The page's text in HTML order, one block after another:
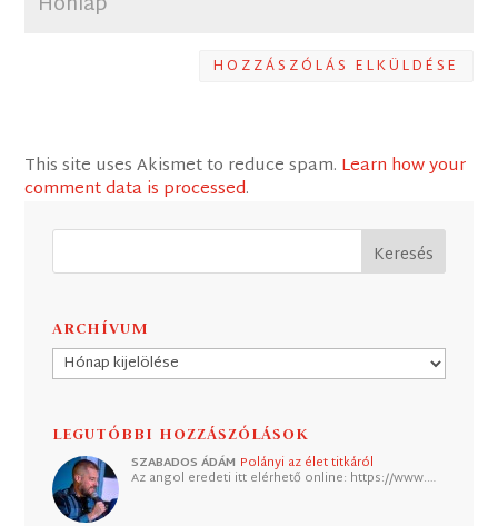
HOZZÁSZÓLÁS ELKÜLDÉSE
This site uses Akismet to reduce spam. Learn how your
comment data is processed.
ARCHÍVUM
Archívum
LEGUTÓBBI HOZZÁSZÓLÁSOK
SZABADOS ÁDÁM Polányi az élet titkáról
Az angol eredeti itt elérhető online: https://www.…